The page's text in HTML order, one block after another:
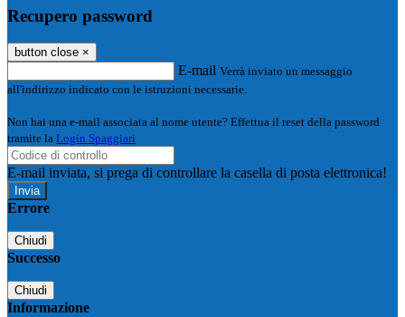
Recupero password
button close ×
E-mail Verrà inviato un messaggio
all'indirizzo indicato con le istruzioni necessarie.
Non hai una e-mail associata al nome utente? Effettua il reset della password
tramite la Login Spaggiari
E-mail inviata, si prega di controllare la casella di posta elettronica!
Errore
Chiudi
Successo
Chiudi
Informazione